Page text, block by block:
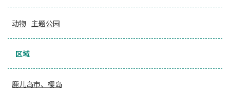
动物 主题公园
区域
鹿儿岛市、樱岛